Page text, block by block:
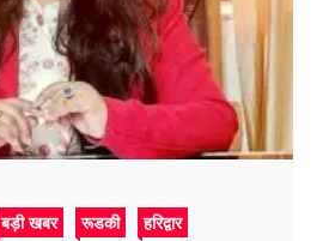
बड़ी खबर रूडकी हरिद्वार